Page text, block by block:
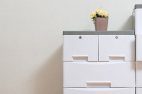
MUEBLES DE PLÁSTICO